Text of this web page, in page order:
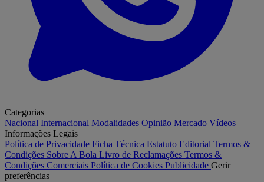
Categorias
Nacional Internacional Modalidades Opinião Mercado Vídeos
Informações Legais
Política de Privacidade Ficha Técnica Estatuto Editorial Termos &
Condições Sobre A Bola Livro de Reclamações Termos &
Condições Comerciais Política de Cookies Publicidade Gerir
preferências